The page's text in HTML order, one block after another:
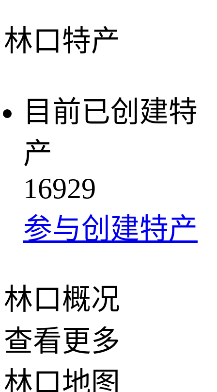
林口特产
目前已创建特
产
16929
参与创建特产
林口概况
查看更多
林口地图
2 公里